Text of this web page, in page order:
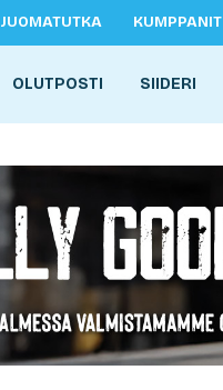
JUOMATUTKA KUMPPANIT
OLUTPOSTI SIIDERI